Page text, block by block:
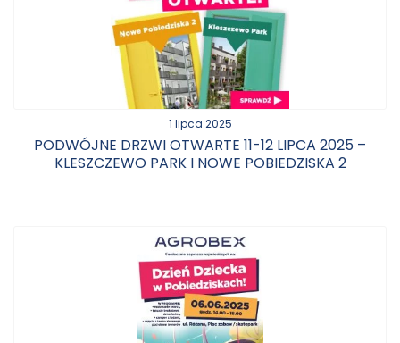
1 lipca 2025
PODWÓJNE DRZWI OTWARTE 11-12 LIPCA 2025 –
KLESZCZEWO PARK I NOWE POBIEDZISKA 2